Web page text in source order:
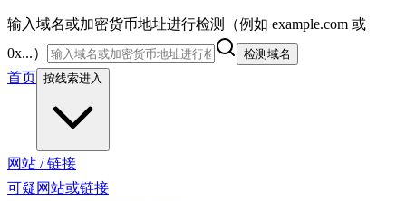
输入域名或加密货币地址进行检测（例如 example.com 或
0x...）
检测域名
首页 按线索进入
网站 / 链接
可疑网站或链接